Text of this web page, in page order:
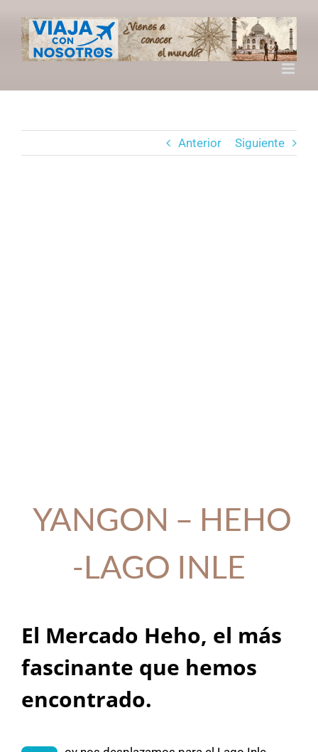
contenido
Anterior Siguiente
YANGON – HEHO
-LAGO INLE
El Mercado Heho, el más
fascinante que hemos
encontrado.